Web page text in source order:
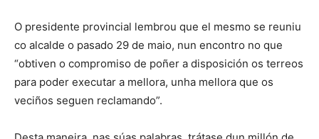
O presidente provincial lembrou que el mesmo se reuniu
co alcalde o pasado 29 de maio, nun encontro no que
“obtiven o compromiso de poñer a disposición os terreos
para poder executar a mellora, unha mellora que os
veciños seguen reclamando”.